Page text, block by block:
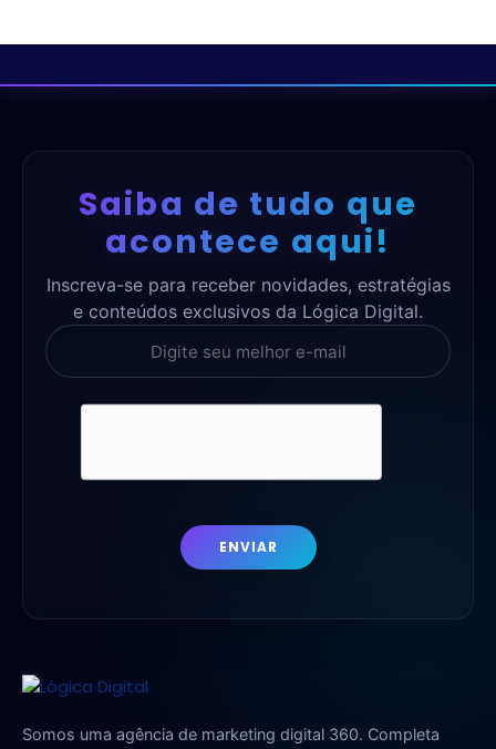
Saiba de tudo que
acontece aqui!
Inscreva-se para receber novidades, estratégias
e conteúdos exclusivos da Lógica Digital.
ENVIAR
Somos uma agência de marketing digital 360. Completa